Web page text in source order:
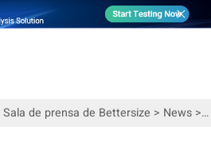
Sala de prensa de Bettersize > News>